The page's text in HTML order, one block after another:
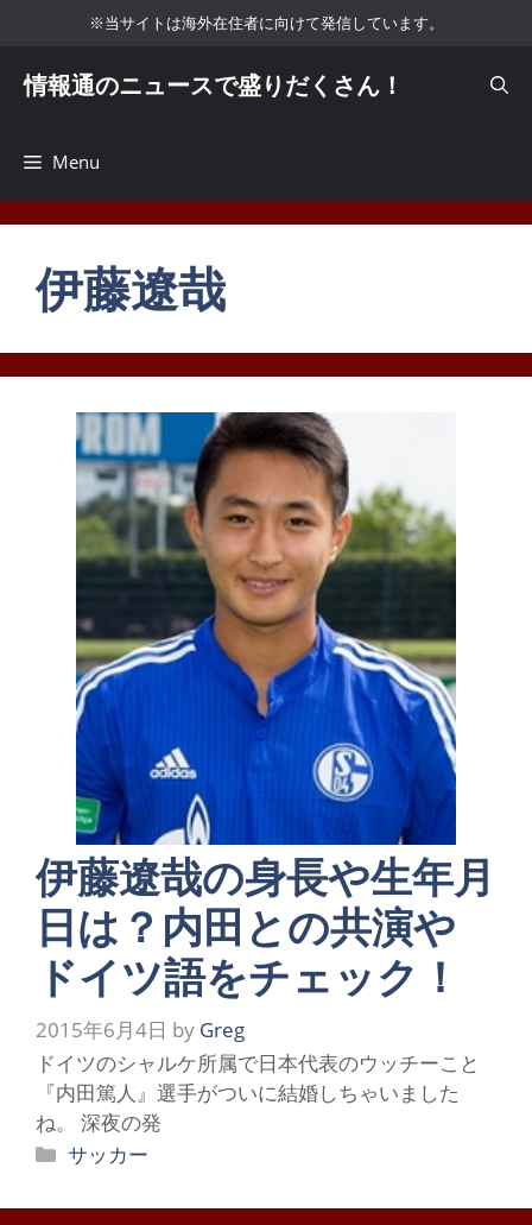
キ
※当サイトは海外在住者に向けて発信しています。
情報通のニュースで盛りだくさん！
Menu
伊藤遼哉
伊藤遼哉の身長や生年月
日は？内田との共演や
ドイツ語をチェック！
2015年6月4日 by Greg
ドイツのシャルケ所属で日本代表のウッチーこと
『内田篤人』選手がついに結婚しちゃいました
ね。 深夜の発
カ
ゴ
サッカー